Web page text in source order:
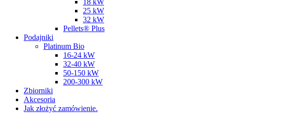
18 kW
25 kW
32 kW
Pellets® Plus
Podajniki
Platinum Bio
16-24 kW
32-40 kW
50-150 kW
200-300 kW
Zbiorniki
Akcesoria
Jak złożyć zamówienie.